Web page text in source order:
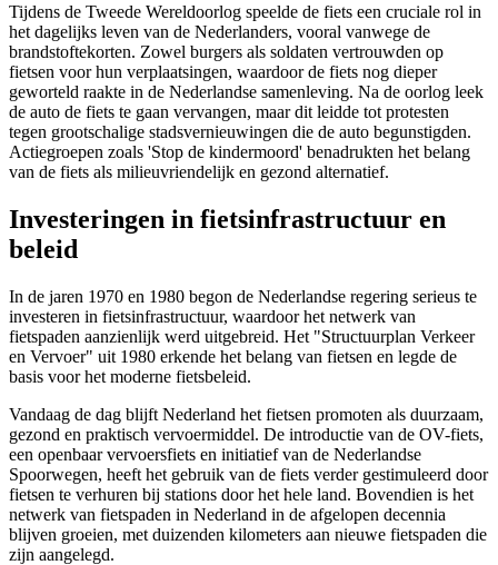
Tijdens de Tweede Wereldoorlog speelde de fiets een cruciale rol in
het dagelijks leven van de Nederlanders, vooral vanwege de
brandstoftekorten. Zowel burgers als soldaten vertrouwden op
fietsen voor hun verplaatsingen, waardoor de fiets nog dieper
geworteld raakte in de Nederlandse samenleving. Na de oorlog leek
de auto de fiets te gaan vervangen, maar dit leidde tot protesten
tegen grootschalige stadsvernieuwingen die de auto begunstigden.
Actiegroepen zoals 'Stop de kindermoord' benadrukten het belang
van de fiets als milieuvriendelijk en gezond alternatief.
Investeringen in fietsinfrastructuur en
beleid
In de jaren 1970 en 1980 begon de Nederlandse regering serieus te
investeren in fietsinfrastructuur, waardoor het netwerk van
fietspaden aanzienlijk werd uitgebreid. Het "Structuurplan Verkeer
en Vervoer" uit 1980 erkende het belang van fietsen en legde de
basis voor het moderne fietsbeleid.
Vandaag de dag blijft Nederland het fietsen promoten als duurzaam,
gezond en praktisch vervoermiddel. De introductie van de OV-fiets,
een openbaar vervoersfiets en initiatief van de Nederlandse
Spoorwegen, heeft het gebruik van de fiets verder gestimuleerd door
fietsen te verhuren bij stations door het hele land. Bovendien is het
netwerk van fietspaden in Nederland in de afgelopen decennia
blijven groeien, met duizenden kilometers aan nieuwe fietspaden die
zijn aangelegd.